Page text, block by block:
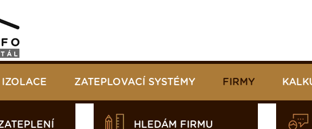
ZATEPLOVACÍ SYSTÉMY FIRMY
HLEDÁM FIRMU